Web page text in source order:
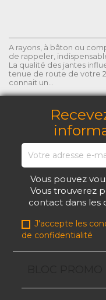
A rayons, à bâton ou
de rappeler,
La qualité des jantes
tenue de route de votre
connait un...
Vous pouvez
Vous trouverez
contact dans les
J'accepte les
de confidentialité